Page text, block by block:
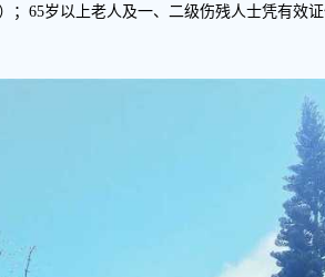
；65岁以上老人及一、二级伤残人士凭有效